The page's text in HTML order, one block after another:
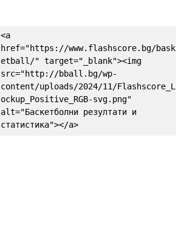
<a
href="https://www.flashscore.bg/bask
etball/" target="_blank"><img
src="http://bball.bg/wp-
content/uploads/2024/11/Flashscore_L
ockup_Positive_RGB-svg.png"
alt="Баскетболни резултати и
статистика"></a>